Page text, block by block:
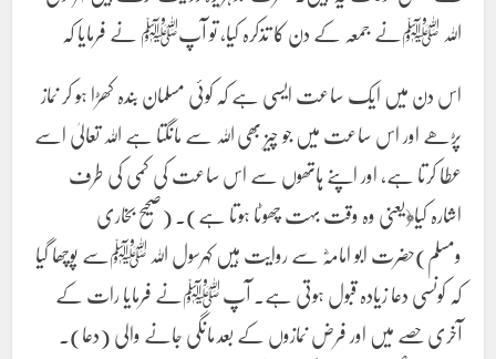
اللہ ﷺنے جمعہ کے دن کا تذکرہ کیا، تو آپﷺ نے فرمایا کہ
اس دن میں ایک ساعت ایسی ہے کہ کوئی مسلمان بندہ کھڑا ہو کر نماز
پڑھے اور اس ساعت میں جو چیز بھی اللہ سے مانگتا ہے اللہ تعالیٰ اسے
عطا کرتا ہے، اور اپنے ہاتھوں سے اس ساعت کی کمی کی طرف
اشارہ کیا﴿یعنی وہ وقت بہت چھوٹا ہوتا ہے)۔ (صحیح بخاری
ومسلم)حضرت ابو امامہؓ سے روایت ہیں کہرسول اللہ ﷺسے پوچھا گیا
کہ کونسی دعا زیادہ قبول ہوتی ہے۔ آپ ﷺنے فرمایا رات کے
آخری حصے میں اور فرض نمازوں کے بعد مانگی جانے والی (دعا)۔